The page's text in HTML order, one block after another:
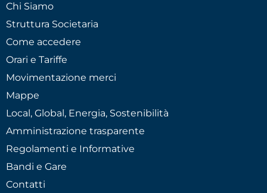
Chi Siamo
Struttura Societaria
Come accedere
Orari e Tariffe
Movimentazione merci
Mappe
Local, Global, Energia, Sostenibilità
Amministrazione trasparente
Regolamenti e Informative
Bandi e Gare
Contatti